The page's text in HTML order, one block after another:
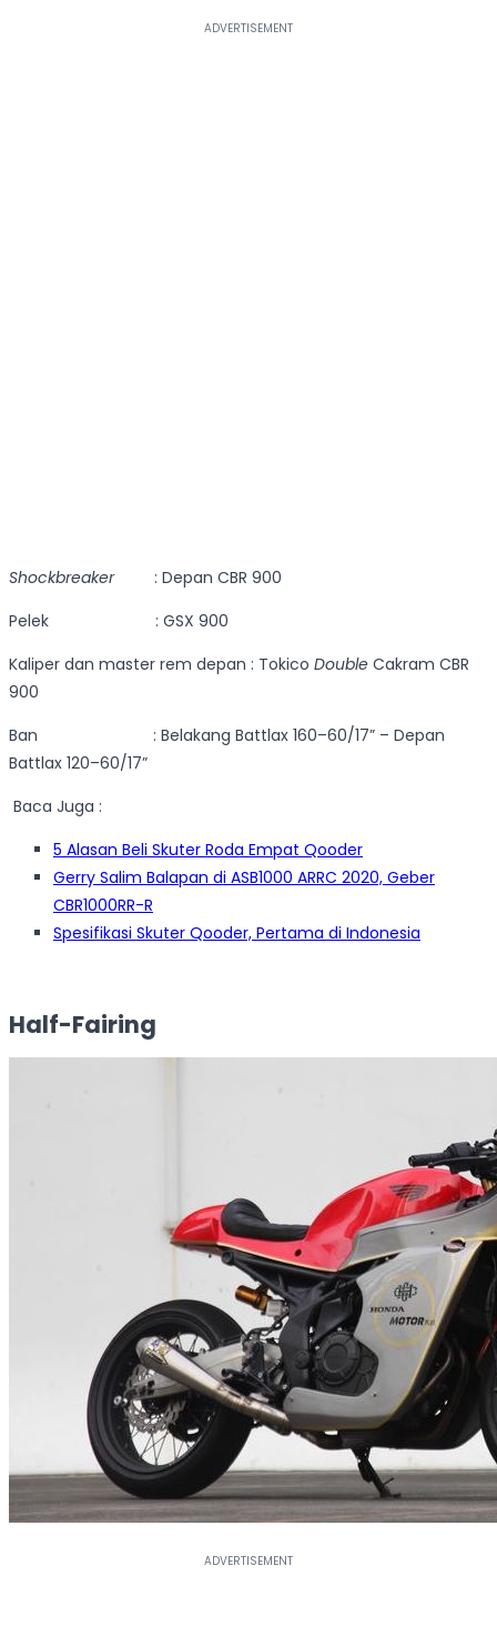
Shockbreaker : Depan CBR 900
Pelek : GSX 900
Kaliper dan master rem depan : Tokico Double Cakram CBR
900
Ban : Belakang Battlax 160–60/17” – Depan
Battlax 120–60/17”
Baca Juga :
5 Alasan Beli Skuter Roda Empat Qooder
Gerry Salim Balapan di ASB1000 ARRC 2020, Geber
CBR1000RR-R
Spesifikasi Skuter Qooder, Pertama di Indonesia
Half-Fairing